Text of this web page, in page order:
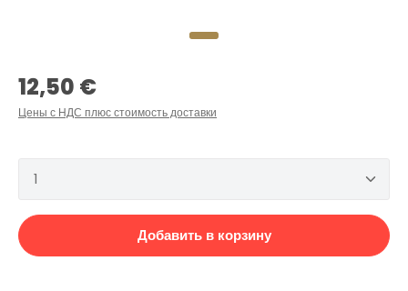
Обычная цена:
12,50 €
Цены с НДС плюс стоимость доставки
Количество продукта: введите желаемое
Добавить в корзину